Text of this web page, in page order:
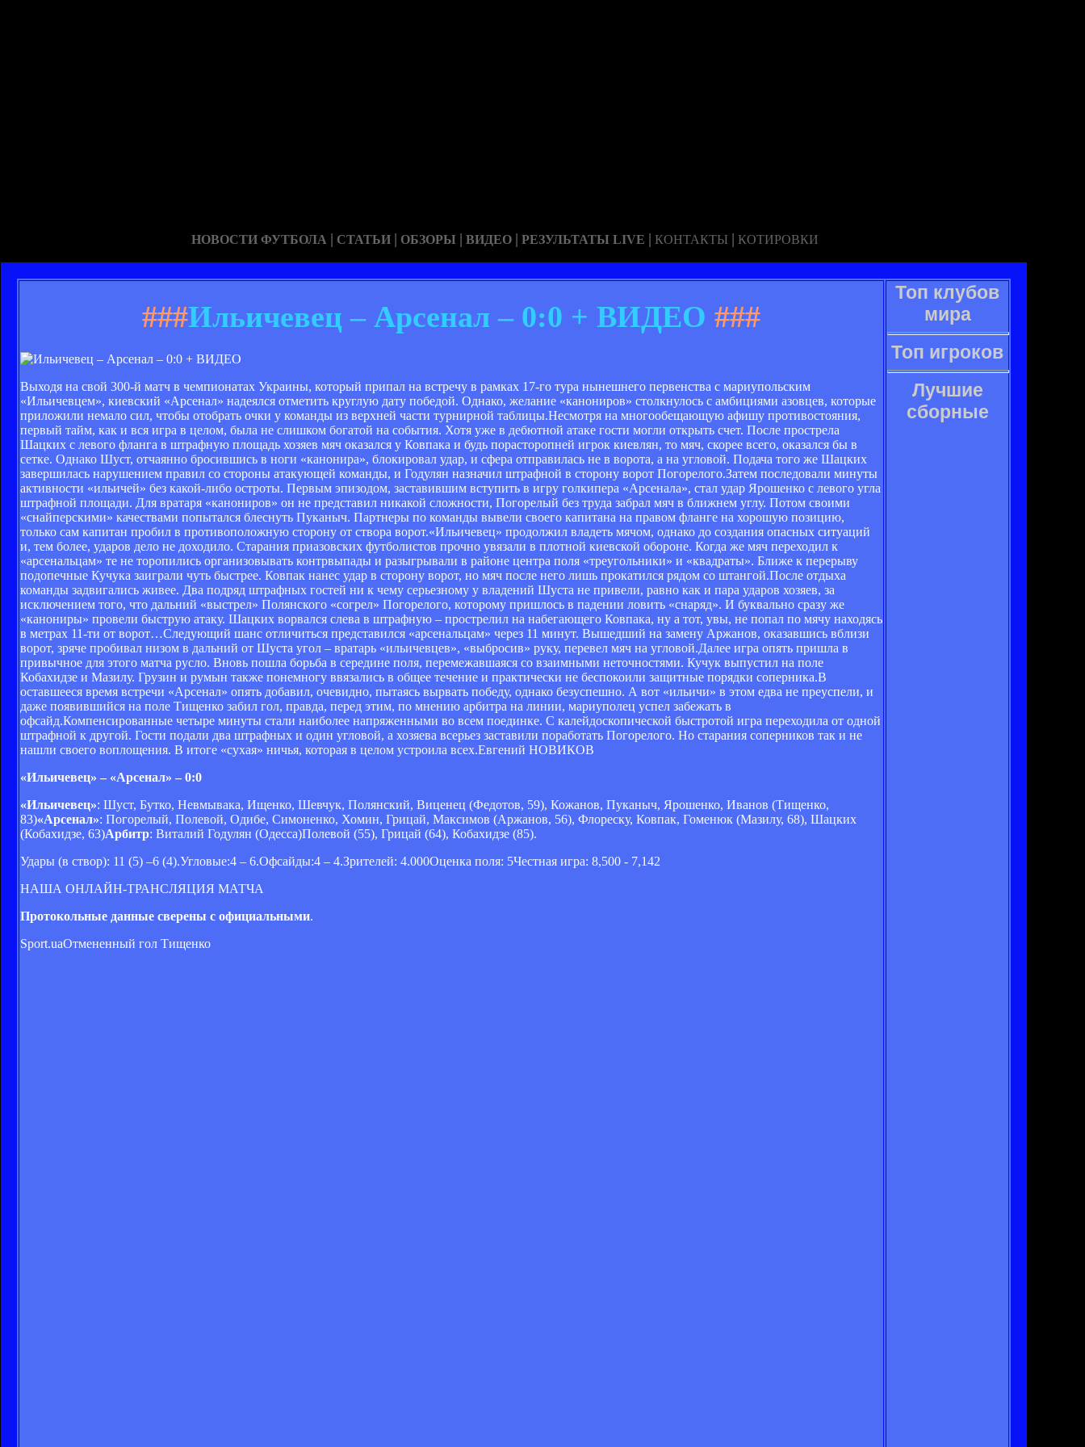
НОВОСТИ ФУТБОЛА | СТАТЬИ | ОБЗОРЫ | ВИДЕО | РЕЗУЛЬТАТЫ LIVE | КОНТАКТЫ | КОТИРОВКИ
###Ильичевец – Арсенал – 0:0 + ВИДЕО ###
Выходя на свой 300-й матч в чемпионатах Украины, который припал на встречу в рамках 17-го тура нынешнего первенства с мариупольским
«Ильичевцем», киевский «Арсенал» надеялся отметить круглую дату победой. Однако, желание «канониров» столкнулось с амбициями азовцев, которые
приложили немало сил, чтобы отобрать очки у команды из верхней части турнирной таблицы.Несмотря на многообещающую афишу противостояния,
первый тайм, как и вся игра в целом, была не слишком богатой на события. Хотя уже в дебютной атаке гости могли открыть счет. После прострела
Шацких с левого фланга в штрафную площадь хозяев мяч оказался у Ковпака и будь порасторопней игрок киевлян, то мяч, скорее всего, оказался бы в
сетке. Однако Шуст, отчаянно бросившись в ноги «канонира», блокировал удар, и сфера отправилась не в ворота, а на угловой. Подача того же Шацких
завершилась нарушением правил со стороны атакующей команды, и Годулян назначил штрафной в сторону ворот Погорелого.Затем последовали минуты
активности «ильичей» без какой-либо остроты. Первым эпизодом, заставившим вступить в игру голкипера «Арсенала», стал удар Ярошенко с левого угла
штрафной площади. Для вратаря «канониров» он не представил никакой сложности, Погорелый без труда забрал мяч в ближнем углу. Потом своими
«снайперскими» качествами попытался блеснуть Пуканыч. Партнеры по команды вывели своего капитана на правом фланге на хорошую позицию,
только сам капитан пробил в противоположную сторону от створа ворот.«Ильичевец» продолжил владеть мячом, однако до создания опасных ситуаций
и, тем более, ударов дело не доходило. Старания приазовских футболистов прочно увязали в плотной киевской обороне. Когда же мяч переходил к
«арсенальцам» те не торопились организовывать контрвыпады и разыгрывали в районе центра поля «треугольники» и «квадраты». Ближе к перерыву
подопечные Кучука заиграли чуть быстрее. Ковпак нанес удар в сторону ворот, но мяч после него лишь прокатился рядом со штангой.После отдыха
команды задвигались живее. Два подряд штрафных гостей ни к чему серьезному у владений Шуста не привели, равно как и пара ударов хозяев, за
исключением того, что дальний «выстрел» Полянского «согрел» Погорелого, которому пришлось в падении ловить «снаряд». И буквально сразу же
«канониры» провели быструю атаку. Шацких ворвался слева в штрафную – прострелил на набегающего Ковпака, ну а тот, увы, не попал по мячу находясь
в метрах 11-ти от ворот…Следующий шанс отличиться представился «арсенальцам» через 11 минут. Вышедший на замену Аржанов, оказавшись вблизи
ворот, зряче пробивал низом в дальний от Шуста угол – вратарь «ильичевцев», «выбросив» руку, перевел мяч на угловой.Далее игра опять пришла в
привычное для этого матча русло. Вновь пошла борьба в середине поля, перемежавшаяся со взаимными неточностями. Кучук выпустил на поле
Кобахидзе и Мазилу. Грузин и румын также понемногу ввязались в общее течение и практически не беспокоили защитные порядки соперника.В
оставшееся время встречи «Арсенал» опять добавил, очевидно, пытаясь вырвать победу, однако безуспешно. А вот «ильичи» в этом едва не преуспели, и
даже появившийся на поле Тищенко забил гол, правда, перед этим, по мнению арбитра на линии, мариуполец успел забежать в
офсайд.Компенсированные четыре минуты стали наиболее напряженными во всем поединке. С калейдоскопической быстротой игра переходила от одной
штрафной к другой. Гости подали два штрафных и один угловой, а хозяева всерьез заставили поработать Погорелого. Но старания соперников так и не
нашли своего воплощения. В итоге «сухая» ничья, которая в целом устроила всех.Евгений НОВИКОВ
«Ильичевец» – «Арсенал» – 0:0
«Ильичевец»: Шуст, Бутко, Невмывака, Ищенко, Шевчук, Полянский, Виценец (Федотов, 59), Кожанов, Пуканыч, Ярошенко, Иванов (Тищенко,
83)«Арсенал»: Погорелый, Полевой, Одибе, Симоненко, Хомин, Грицай, Максимов (Аржанов, 56), Флореску, Ковпак, Гоменюк (Мазилу, 68), Шацких
(Кобахидзе, 63)Арбитр: Виталий Годулян (Одесса)Полевой (55), Грицай (64), Кобахидзе (85).
Удары (в створ): 11 (5) –6 (4).Угловые:4 – 6.Офсайды:4 – 4.Зрителей: 4.000Оценка поля: 5Честная игра: 8,500 - 7,142
НАША ОНЛАЙН-ТРАНСЛЯЦИЯ МАТЧА
Протокольные данные сверены с официальными.
Sport.uaОтмененный гол Тищенко
Топ клубов
мира
Топ игроков
Лучшие
сборные